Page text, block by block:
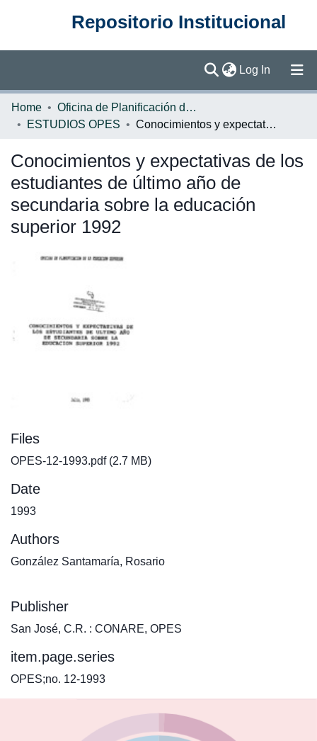
Repositorio Institucional
Log In (current)
Communities & Collections
Statistics
Home
Oficina de Planificación de la Educación Superior (OPES)
ESTUDIOS OPES
Conocimientos y expectativas de los estudiantes de último año de secundaria sobre la educación superior 1992
Conocimientos y expectativas de los
estudiantes de último año de
secundaria sobre la educación
superior 1992
Files
OPES-12-1993.pdf(2.7 MB)
Date
1993
Authors
González Santamaría, Rosario
Publisher
San José, C.R. : CONARE, OPES
item.page.series
OPES;no. 12-1993